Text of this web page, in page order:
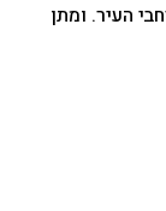
העיר. ומתן